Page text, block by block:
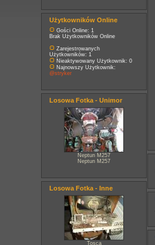
Użytkowników Online
Gości Online: 1
Brak Użytkowników Online
Zarejestrowanych
Użytkowników: 1
Nieaktywowany Użytkownik: 0
Najnowszy Użytkownik:
@stryker
Losowa Fotka - Unimor
Neptun M257
Neptun M257
Losowa Fotka - Inne
Tosca